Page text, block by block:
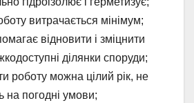
витрачається мінімум;
відновити і зміцнити
ділянки споруди;
роботу можна цілий рік, не
на погодні умови;